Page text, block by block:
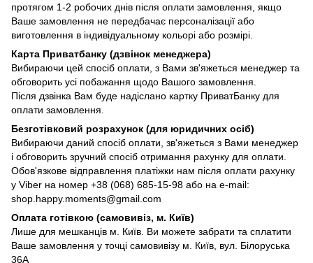
протягом 1-2 робочих днів після оплати замовлення, якщо
Ваше замовлення не передбачає персоналізації або
виготовлення в індивідуальному кольорі або розмірі.
Карта Приватбанку (дзвінок менеджера)
Вибираючи цей спосіб оплати, з Вами зв'яжеться менеджер та
обговорить усі побажання щодо Вашого замовлення.
Після дзвінка Вам буде надіслано картку ПриватБанку для
оплати замовлення.
Безготівковий розрахунок (для юридичних осіб)
Вибираючи даний спосіб оплати, зв'яжеться з Вами менеджер
і обговорить зручний спосіб отримання рахунку для оплати.
Обов'язкове відправлення платіжки нам після оплати рахунку
у Viber на номер +38 (068) 685-15-98 або на e-mail:
shop.happy.moments@gmail.com
Оплата готівкою (самовивіз, м. Київ)
Лише для мешканців м. Київ. Ви можете забрати та сплатити
Ваше замовлення у точці самовивізу м. Київ, вул. Білоруська
36А